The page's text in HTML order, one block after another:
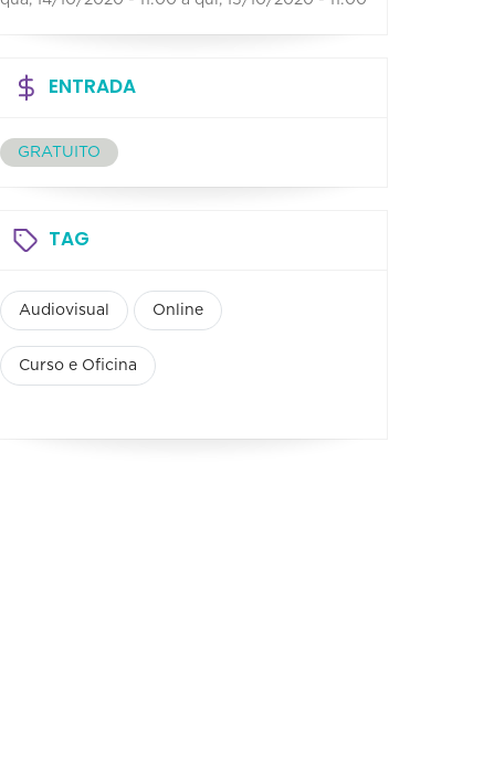
ENTRADA
GRATUITO
TAG
Audiovisual Online
Curso e Oficina